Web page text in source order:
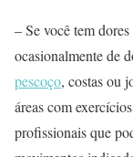
– Se você tem
ocasionalmente de
pescoço, costas ou
áreas com
profissionais que